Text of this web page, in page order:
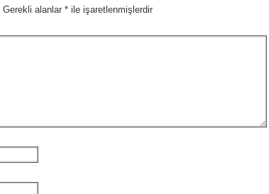
Gerekli alanlar * ile işaretlenmişlerdir